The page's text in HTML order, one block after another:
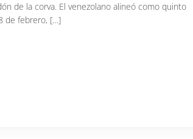
de la corva. El venezolano alineó como quinto
de febrero, […]